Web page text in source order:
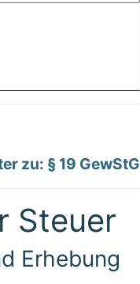
zu: § 19 GewStG
Steuer
Erhebung